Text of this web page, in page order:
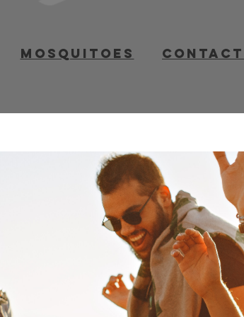
mosquitoes contact